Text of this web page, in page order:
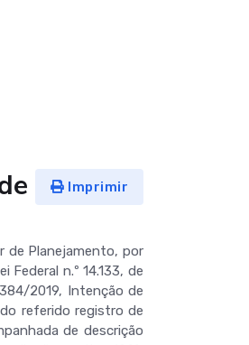
Imprimir
de Planejamento, por
n.º 14.133, de
2019, Intenção de
referido registro de
de descrição